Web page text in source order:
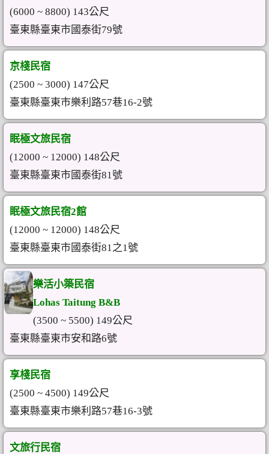
(6000 ~ 8800) 143公尺
臺東縣臺東市國泰街79號
京棧民宿
(2500 ~ 3000) 147公尺
臺東縣臺東市樂利路57巷16-2號
眠極文旅民宿
(12000 ~ 12000) 148公尺
臺東縣臺東市國泰街81號
眠極文旅民宿2館
(12000 ~ 12000) 148公尺
臺東縣臺東市國泰街81之1號
樂活小築民宿
Lohas Taitung B&B
(3500 ~ 5500) 149公尺
臺東縣臺東市安和路6號
享棧民宿
(2500 ~ 4500) 149公尺
臺東縣臺東市樂利路57巷16-3號
文旅行民宿